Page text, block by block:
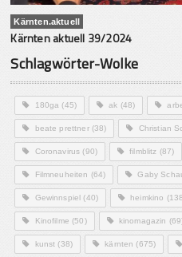
Kärnten.aktuell
Kärnten aktuell 39/2024
Schlagwörter-Wolke
180ga (45) ak (48)
beate prettner(38) Christian
Coronavirus (90) filmblitz (87)
Filmneuheiten (64) Gaby
Gewinnspiel (40) heimkino
Kinofilme (50) kinomagazin
kunst (38) kärnten (675)